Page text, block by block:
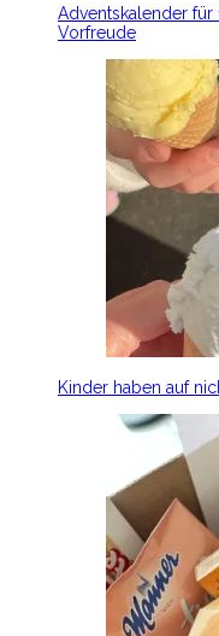
Adventskalender für
Vorfreude
Kinder haben auf